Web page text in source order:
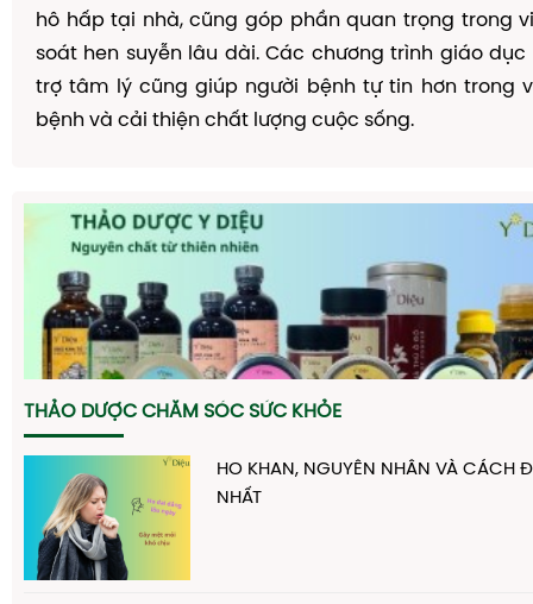
hô hấp tại nhà, cũng góp phần quan trọng trong
soát hen suyễn lâu dài. Các chương trình giáo dục
trợ tâm lý cũng giúp người bệnh tự tin hơn trong
bệnh và cải thiện chất lượng cuộc sống.
THẢO DƯỢC CHĂM SÓC SỨC KHỎE
HO KHAN, NGUYÊN NHÂN VÀ CÁCH
NHẤT